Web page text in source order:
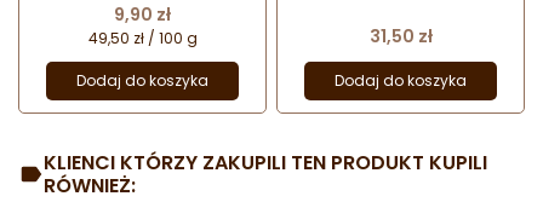
Cena
9,90 zł
49,50 zł / 100 g
Dodaj do koszyka
Cena
31,50 zł
Dodaj do koszyka
KLIENCI KTÓRZY ZAKUPILI TEN PRODUKT KUPILI
RÓWNIEŻ: